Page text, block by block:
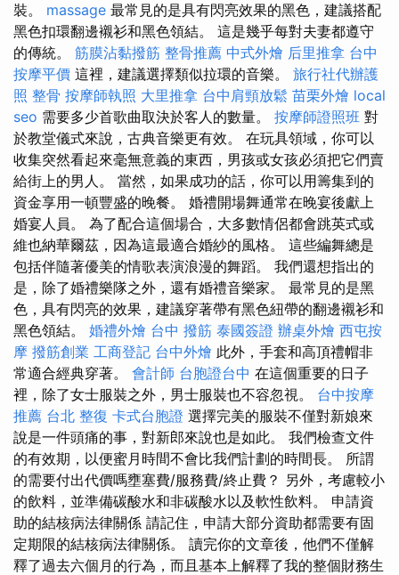
裝。 massage 最常見的是具有閃亮效果的黑色，建議搭配
黑色扣環翻邊襯衫和黑色領結。 這是幾乎每對夫妻都遵守
的傳統。 筋膜沾黏撥筋 整骨推薦 中式外燴 后里推拿 台中
按摩平價 這裡，建議選擇類似拉環的音樂。 旅行社代辦護
照 整骨 按摩師執照 大里推拿 台中肩頸放鬆 苗栗外燴 local
seo 需要多少首歌曲取決於客人的數量。 按摩師證照班 對
於教堂儀式來說，古典音樂更有效。 在玩具領域，你可以
收集突然看起來毫無意義的東西，男孩或女孩必須把它們賣
給街上的男人。 當然，如果成功的話，你可以用籌集到的
資金享用一頓豐盛的晚餐。 婚禮開場舞通常在晚宴後獻上
婚宴人員。 為了配合這個場合，大多數情侶都會跳英式或
維也納華爾茲，因為這最適合婚紗的風格。 這些編舞總是
包括伴隨著優美的情歌表演浪漫的舞蹈。 我們還想指出的
是，除了婚禮樂隊之外，還有婚禮音樂家。 最常見的是黑
色，具有閃亮的效果，建議穿著帶有黑色紐帶的翻邊襯衫和
黑色領結。 婚禮外燴 台中 撥筋 泰國簽證 辦桌外燴 西屯按
摩 撥筋創業 工商登記 台中外燴 此外，手套和高頂禮帽非
常適合經典穿著。 會計師 台胞證台中 在這個重要的日子
裡，除了女士服裝之外，男士服裝也不容忽視。 台中按摩
推薦 台北 整復 卡式台胞證 選擇完美的服裝不僅對新娘來
說是一件頭痛的事，對新郎來說也是如此。 我們檢查文件
的有效期，以便蜜月時間不會比我們計劃的時間長。 所謂
的需要付出代價嗎壅塞費/服務費/終止費？ 另外，考慮較小
的飲料，並準備碳酸水和非碳酸水以及軟性飲料。 申請資
助的結核病法律關係 請記住，申請大部分資助都需要有固
定期限的結核病法律關係。 讀完你的文章後，他們不僅解
釋了過去六個月的行為，而且基本上解釋了我的整個財務生